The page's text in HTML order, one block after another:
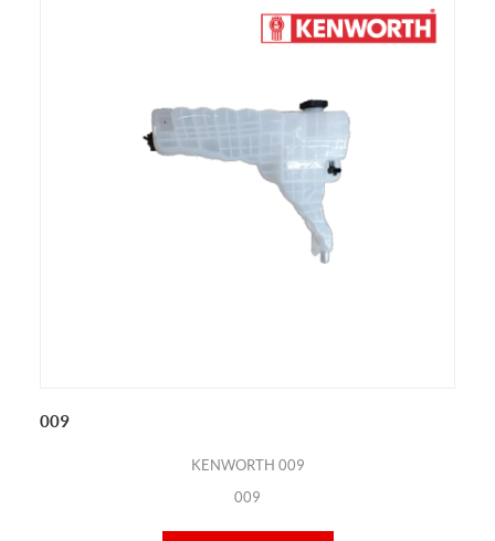
009
KENWORTH 009
009